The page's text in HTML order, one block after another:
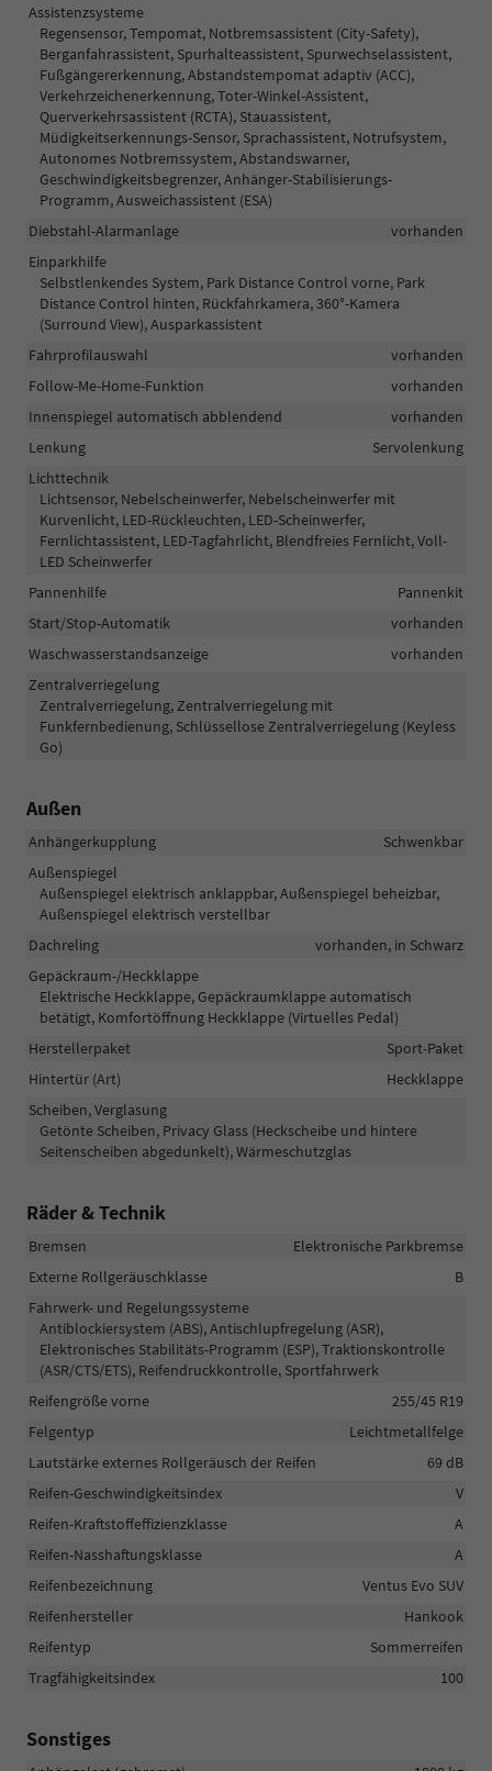
Assistenzsysteme
Regensensor, Tempomat, Notbremsassistent (City-Safety),
Berganfahrassistent, Spurhalteassistent, Spurwechselassistent,
Fußgängererkennung, Abstandstempomat adaptiv (ACC),
Verkehrzeichenerkennung, Toter-Winkel-Assistent,
Querverkehrsassistent (RCTA), Stauassistent,
Müdigkeitserkennungs-Sensor, Sprachassistent, Notrufsystem,
Autonomes Notbremssystem, Abstandswarner,
Geschwindigkeitsbegrenzer, Anhänger-Stabilisierungs-
Programm, Ausweichassistent (ESA)
Diebstahl-Alarmanlage
vorhanden
Einparkhilfe
Selbstlenkendes System, Park Distance Control vorne, Park
Distance Control hinten, Rückfahrkamera, 360°-Kamera
(Surround View), Ausparkassistent
Fahrprofilauswahl
vorhanden
Follow-Me-Home-Funktion
vorhanden
Innenspiegel automatisch abblendend
vorhanden
Lenkung
Servolenkung
Lichttechnik
Lichtsensor, Nebelscheinwerfer, Nebelscheinwerfer mit
Kurvenlicht, LED-Rückleuchten, LED-Scheinwerfer,
Fernlichtassistent, LED-Tagfahrlicht, Blendfreies Fernlicht, Voll-
LED Scheinwerfer
Pannenhilfe
Pannenkit
Start/Stop-Automatik
vorhanden
Waschwasserstandsanzeige
vorhanden
Zentralverriegelung
Zentralverriegelung, Zentralverriegelung mit
Funkfernbedienung, Schlüssellose Zentralverriegelung (Keyless
Go)
Außen
Anhängerkupplung
Schwenkbar
Außenspiegel
Außenspiegel elektrisch anklappbar, Außenspiegel beheizbar,
Außenspiegel elektrisch verstellbar
Dachreling
vorhanden, in Schwarz
Gepäckraum-/Heckklappe
Elektrische Heckklappe, Gepäckraumklappe automatisch
betätigt, Komfortöffnung Heckklappe (Virtuelles Pedal)
Herstellerpaket
Sport-Paket
Hintertür (Art)
Heckklappe
Scheiben, Verglasung
Getönte Scheiben, Privacy Glass (Heckscheibe und hintere
Seitenscheiben abgedunkelt), Wärmeschutzglas
Räder & Technik
Bremsen
Elektronische Parkbremse
Externe Rollgeräuschklasse
B
Fahrwerk- und Regelungssysteme
Antiblockiersystem (ABS), Antischlupfregelung (ASR),
Elektronisches Stabilitäts-Programm (ESP), Traktionskontrolle
(ASR/CTS/ETS), Reifendruckkontrolle, Sportfahrwerk
Reifengröße vorne
255/45 R19
Felgentyp
Leichtmetallfelge
Lautstärke externes Rollgeräusch der Reifen
69 dB
Reifen-Geschwindigkeitsindex
V
Reifen-Kraftstoffeffizienzklasse
A
Reifen-Nasshaftungsklasse
A
Reifenbezeichnung
Ventus Evo SUV
Reifenhersteller
Hankook
Reifentyp
Sommerreifen
Tragfähigkeitsindex
100
Sonstiges